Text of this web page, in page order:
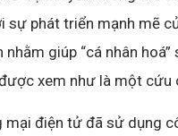
sự phát triển mạnh mẽ
giúp “cá nhân
xem như là một
điện tử đã sử dụng